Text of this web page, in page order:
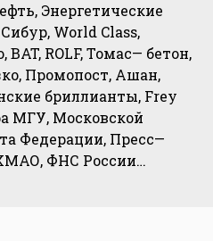
Энергетические
World Class,
BAT, ROLF, Томас— бетон,
Промопост, Ашан,
бриллианты, Frey
МГУ, Московской
Федерации, Пресс—
ФНС России…